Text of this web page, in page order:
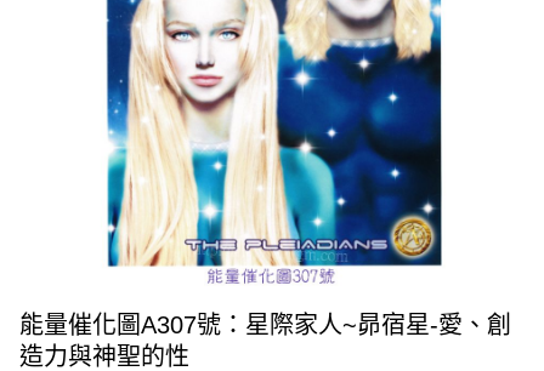
能量催化圖A307號：星際家人~昴宿星-愛、創
造力與神聖的性